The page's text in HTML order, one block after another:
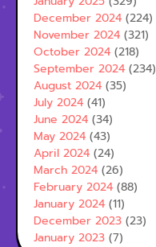
December 2024 (224)
November 2024 (321)
October 2024 (218)
September 2024 (234)
August 2024 (35)
July 2024 (41)
June 2024 (34)
May 2024 (43)
April 2024 (24)
March 2024 (26)
February 2024 (88)
January 2024 (11)
December 2023 (23)
January 2023 (7)